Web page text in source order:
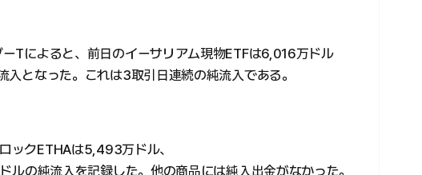
Tによると、前日のイーサリアム現物ETFは6,016万ドル
入となった。これは3取引日連続の純流入である。
ックETHAは5,493万ドル、
ルの純流入を記録した。他の商品には純入出金がなかった。